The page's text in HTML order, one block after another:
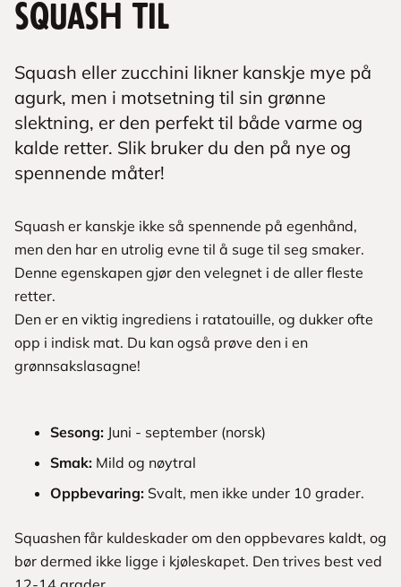
squash til
Squash eller zucchini likner kanskje mye på
agurk, men i motsetning til sin grønne
slektning, er den perfekt til både varme og
kalde retter. Slik bruker du den på nye og
spennende måter!
Squash er kanskje ikke så spennende på egenhånd,
men den har en utrolig evne til å suge til seg smaker.
Denne egenskapen gjør den velegnet i de aller fleste
retter.
Den er en viktig ingrediens i ratatouille, og dukker ofte
opp i indisk mat. Du kan også prøve den i en
grønnsakslasagne!
Sesong: Juni - september (norsk)
Smak: Mild og nøytral
Oppbevaring: Svalt, men ikke under 10 grader.
Squashen får kuldeskader om den oppbevares kaldt, og
bør dermed ikke ligge i kjøleskapet. Den trives best ved